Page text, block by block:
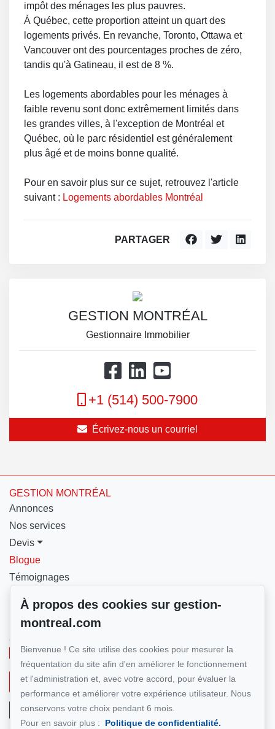
impôt des ménages les plus pauvres.
À Québec, cette proportion atteint un quart des
logements privés. En revanche, Toronto, Ottawa et
Vancouver ont des pourcentages proches de zéro,
tandis qu'à Gatineau, il est de 8 %.
Les logements abordables pour les ménages à
faible revenu sont donc extrêmement limités dans
les grandes villes, à l'exception de Montréal et
Québec, où le parc résidentiel est généralement
plus âgé et de moins bonne qualité.
Pour en savoir plus sur ce sujet, retrouvez l'article
suivant : Logements abordables Montréal
PARTAGER
GESTION MONTRÉAL
Gestionnaire Immobilier
+1 (514) 500-7900
Écrivez-nous un courriel
GESTION MONTRÉAL
Annonces
Nos services
Devis
Blogue
Témoignages
Pour nous joindre
GESTION MONTRÉAL
+1 (514) 500-7900
Écrivez-nous un courriel
À propos des cookies sur gestion-
montreal.com
Bienvenue ! Ce site utilise des cookies pour mesurer la
fréquentation du site afin d'en améliorer le fonctionnement
et l'administration et, avec votre accord, pour évaluer la
performance et améliorer votre expérience utilisateur. Nous
conservons votre choix pendant 6 mois.
Pour en savoir plus :
Politique de confidentialité.